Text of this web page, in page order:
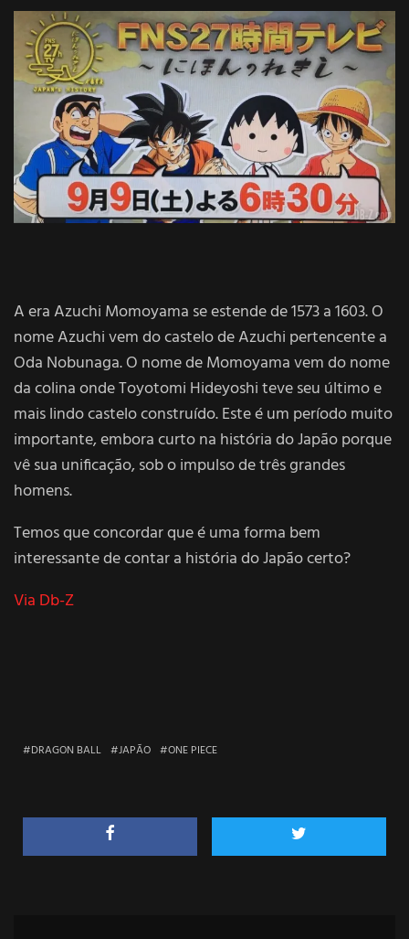
A era Azuchi Momoyama se estende de 1573 a 1603. O
nome Azuchi vem do castelo de Azuchi pertencente a
Oda Nobunaga. O nome de Momoyama vem do nome
da colina onde Toyotomi Hideyoshi teve seu último e
mais lindo castelo construído. Este é um período muito
importante, embora curto na história do Japão porque
vê sua unificação, sob o impulso de três grandes
homens.
Temos que concordar que é uma forma bem
interessante de contar a história do Japão certo?
Via Db-Z
DRAGON BALL JAPÃO ONE PIECE